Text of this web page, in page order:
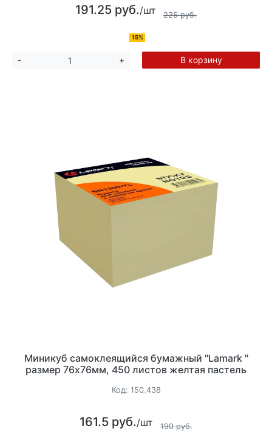
191.25 руб./шт 225 руб.
15%
- + В корзину
Миникуб самоклеящийся бумажный "Lamark "
размер 76x76мм, 450 листов желтая пастель
Код: 150_438
161.5 руб./шт 190 руб.